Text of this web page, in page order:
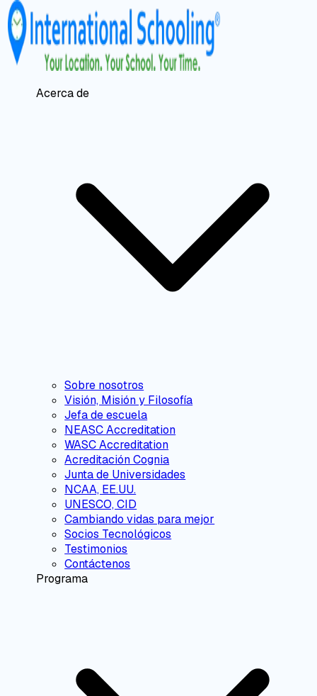
Acerca de
Sobre nosotros
Visión, Misión y Filosofía
Jefa de escuela
NEASC Accreditation
WASC Accreditation
Acreditación Cognia
Junta de Universidades
NCAA, EE.UU.
UNESCO, CID
Cambiando vidas para mejor
Socios Tecnológicos
Testimonios
Contáctenos
Programa